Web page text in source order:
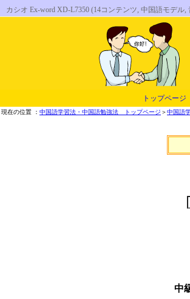
カシオ Ex-word XD-L7350 (14コンテンツ, 中国語モ
トップページ
現在の位置 ： 中国語学習法・中国語勉強法 トップページ ＞中国語
中